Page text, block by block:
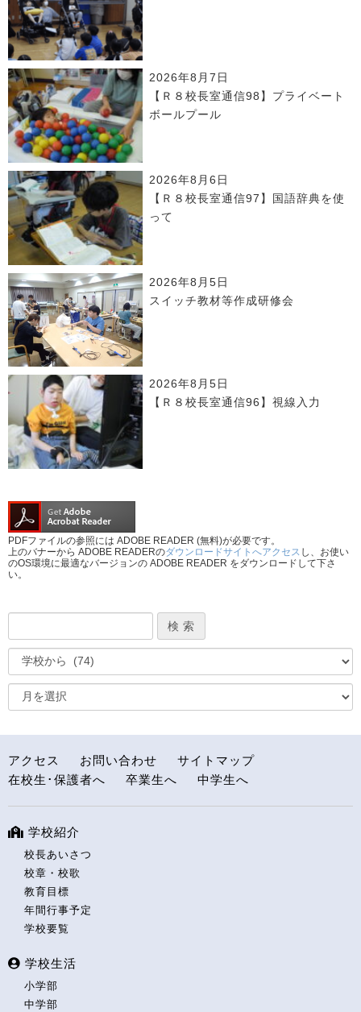
2026年8月7日
【Ｒ８校長室通信98】プライベート
ボールプール
2026年8月6日
【Ｒ８校長室通信97】国語辞典を使
って
2026年8月5日
スイッチ教材等作成研修会
2026年8月5日
【Ｒ８校長室通信96】視線入力
PDFファイルの参照には ADOBE READER (無料)が必要です。
上のバナーから ADOBE READERのダウンロードサイトへアクセス し、お使い
のOS環境に最適なバージョンの ADOBE READER をダウンロードして下さ
い。
アクセス お問い合わせ
サイトマップ
在校生･保護者へ
卒業生へ 中学生へ
学校紹介
校長あいさつ
校章・校歌
教育目標
年間行事予定
学校要覧
学校生活
小学部
中学部